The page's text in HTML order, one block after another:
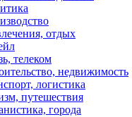
отдых
телеком
недвижимость
логистика
путешествия
города